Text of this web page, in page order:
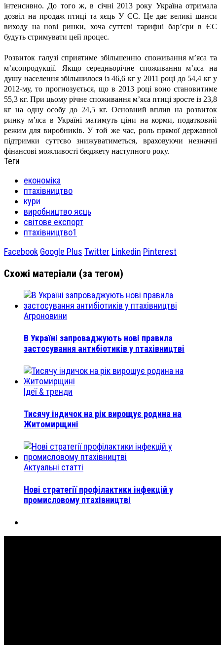
інтенсивно. До того ж, в січні 2013 року Україна отримала
дозвіл на продаж птиці та яєць У ЄС. Це дає великі шанси
виходу на нові ринки, хоча суттєві тарифні бар’єри в ЄС
будуть стримувати цей процес.
Розвиток галузі сприятиме збільшенню споживання м’яса та
м’ясопродукції. Якщо середньорічне споживання м’яса на
душу населення збільшилося із 46,6 кг у 2011 році до 54,4 кг у
2012-му, то прогнозується, що в 2013 році воно становитиме
55,3 кг. При цьому річне споживання м’яса птиці зросте із 23,8
кг на одну особу до 24,5 кг. Основний вплив на розвиток
ринку м’яса в Україні матимуть ціни на корми, податковий
режим для виробників. У той же час, роль прямої державної
підтримки суттєво знижуватиметься, враховуючи незначні
фінансові можливості бюджету наступного року.
Теги
економіка
птахівництво
кури
виробництво яєць
світове експорт
птахівництво1
Facebook Google Plus Twitter Linkedin Pinterest
Схожі матеріали (за тегом)
Агроновини
В Україні запроваджують нові правила
застосування антибіотиків у птахівництві
Ідеї & тренди
Тисячу індичок на рік вирощує родина на
Житомирщині
Актуальні статті
Нові стратегії профілактики інфекцій у
промисловому птахівництві